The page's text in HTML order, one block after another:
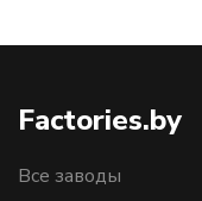
Factories.by
Все заводы